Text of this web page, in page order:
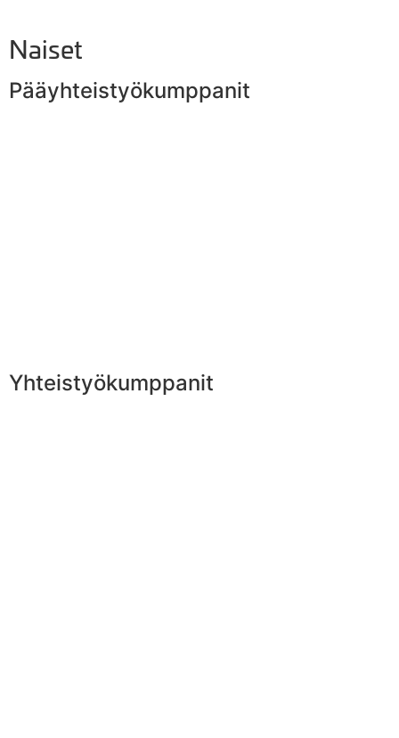
Naiset
Pääyhteistyökumppanit
Yhteistyökumppanit